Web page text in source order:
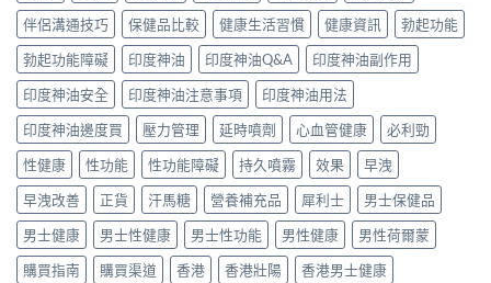
伴侶溝通技巧
保健品比較 健康生活習慣 健康資訊
勃起功能
勃起功能障礙
印度神油 印度神油Q&A
印度神油副作用
印度神油安全
印度神油注意事項
印度神油用法
印度神油邊度買
壓力管理 延時噴劑 心血管健康
必利勁
性健康
性功能 性功能障礙 持久噴霧 效果
早洩
早洩改善
正貨 汗馬糖 營養補充品 犀利士
男士保健品
男士健康
男士性健康 男士性功能 男性健康
男性荷爾蒙
購買指南
購買渠道 香港 香港壯陽 香港男士健康